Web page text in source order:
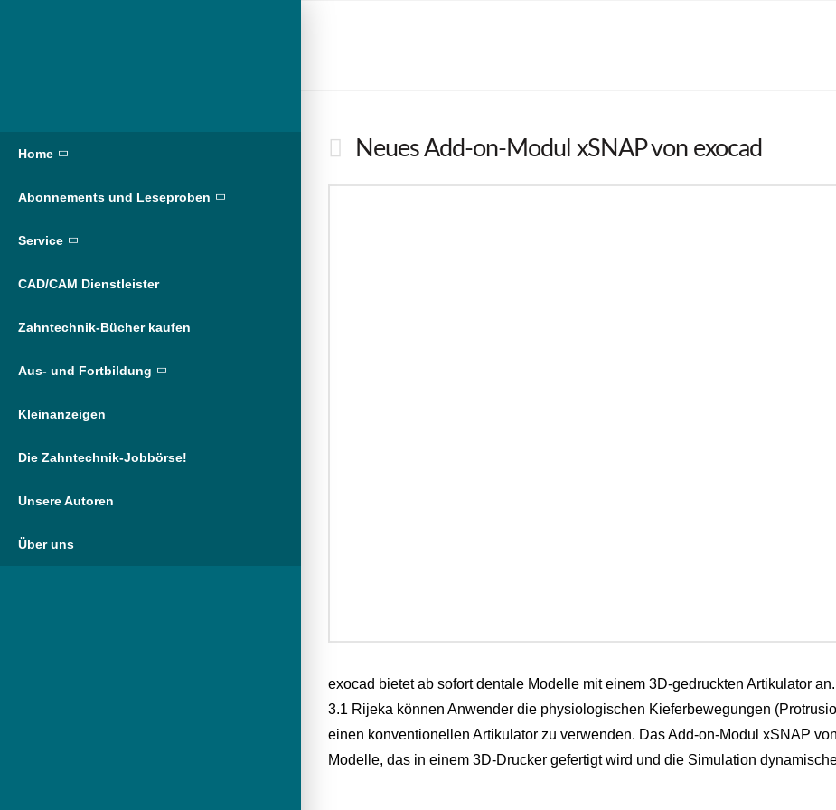
Home
Abonnements und Leseproben
Service
CAD/CAM Dienstleister
Zahntechnik-Bücher kaufen
Aus- und Fortbildung
Kleinanzeigen
Die Zahntechnik-Jobbörse!
Unsere Autoren
Über uns
Neues Add-on-Modul xSNAP von exocad
exocad bietet ab sofort dentale Modelle mit einem 3D-gedruckten Artikulator
3.1 Rijeka können Anwender die physiologischen Kieferbewegungen
einen konventionellen Artikulator zu verwenden. Das Add-on-Modul xSNAP
Modelle, das in einem 3D-Drucker gefertigt wird und die Simulation